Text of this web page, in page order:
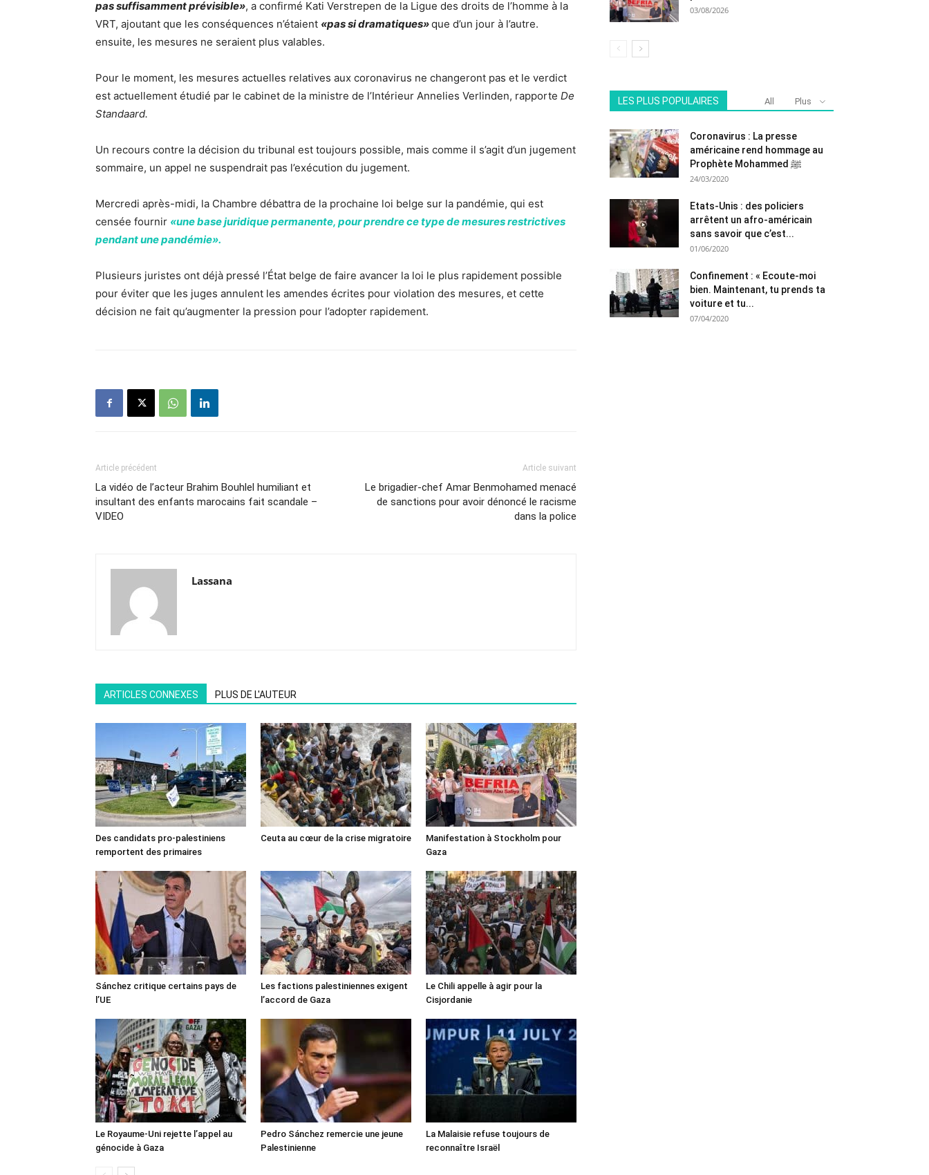
pas suffisamment prévisible», a confirmé Kati Verstrepen de la Ligue des droits de l’homme à la
VRT, ajoutant que les conséquences n’étaient «pas si dramatiques»que d’un jour à l’autre.
ensuite, les mesures ne seraient plus valables.
Pour le moment, les mesures actuelles relatives aux coronavirus ne changeront pas et le verdict
est actuellement étudié par le cabinet de la ministre de l’Intérieur Annelies Verlinden, rapporte De
Standaard.
Un recours contre la décision du tribunal est toujours possible, mais comme il s’agit d’un jugement
sommaire, un appel ne suspendrait pas l’exécution du jugement.
Mercredi après-midi, la Chambre débattra de la prochaine loi belge sur la pandémie, qui est
censée fournir «une base juridique permanente, pour prendre ce type de mesures restrictives
pendant une pandémie».
Plusieurs juristes ont déjà pressé l’État belge de faire avancer la loi le plus rapidement possible
pour éviter que les juges annulent les amendes écrites pour violation des mesures, et cette
décision ne fait qu’augmenter la pression pour l’adopter rapidement.
Article précédent
La vidéo de l’acteur Brahim Bouhlel humiliant et
insultant des enfants marocains fait scandale –
VIDEO
Article suivant
Le brigadier-chef Amar Benmohamed menacé
de sanctions pour avoir dénoncé le racisme
dans la police
Lassana
ARTICLES CONNEXES PLUS DE L'AUTEUR
Des candidats pro-palestiniens
remportent des primaires
Ceuta au cœur de la crise migratoire
Manifestation à Stockholm pour
Gaza
Sánchez critique certains pays de
l’UE
Les factions palestiniennes exigent
l’accord de Gaza
Le Chili appelle à agir pour la
Cisjordanie
Le Royaume-Uni rejette l’appel au
génocide à Gaza
Pedro Sánchez remercie une jeune
Palestinienne
La Malaisie refuse toujours de
reconnaître Israël
03/08/2026
LES PLUS POPULAIRES All Plus
Coronavirus : La presse
américaine rend hommage au
Prophète Mohammed ﷺ
24/03/2020
Etats-Unis : des policiers
arrêtent un afro-américain
sans savoir que c’est...
01/06/2020
Confinement : « Ecoute-moi
bien. Maintenant, tu prends ta
voiture et tu...
07/04/2020